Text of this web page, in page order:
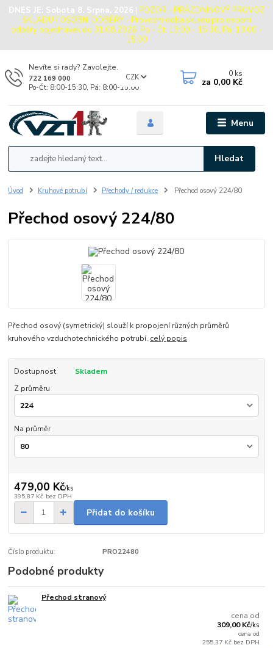
DNES JE: Sobota 8. Srpna, 2026 | POZOR - PRÁZDNINOVÝ PROVOZ
SKLADU / OSOBNÍ ODBĚRY - Provozní doba skladu pro osobní
odběry objednávek do 31.08.2026: Po - Čt: 13:00 - 15:30, Pá: 13:00 -
15:00
Menu
CZK
Hledat
Nevíte si rady? Zavolejte.
722 169 000
Po-Čt: 8:00-15:30, Pá: 8:00-15:00
0 ks
za 0,00 Kč
Úvod Kruhové potrubí Přechody / redukce Přechod osový 224/80
Přechod osový 224/80
Přechod osový (symetrický) slouží k propojení různých průměrů
kruhového vzduchotechnického potrubí. celý popis
Dostupnost
Skladem
Z průměru
Na průměr
479,00 Kč/ks
395,87 Kč bez DPH
Přidat do košíku
Číslo produktu: PRO22480
Podobné produkty
Přechod stranový
cena od
309,00 Kč/ks
cena od
255,37 Kč bez DPH